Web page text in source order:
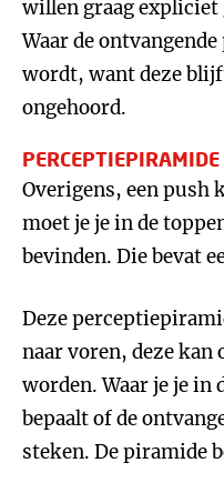
willen graag expliciet
Waar de
wordt, want deze
ongehoord.
PERCEPTIEPIRAMIDE
Overigens, een push
moet je je in de
bevinden. Die bevat
Deze
naar voren, deze kan
worden. Waar je je in
bepaalt of de
steken. De piramide